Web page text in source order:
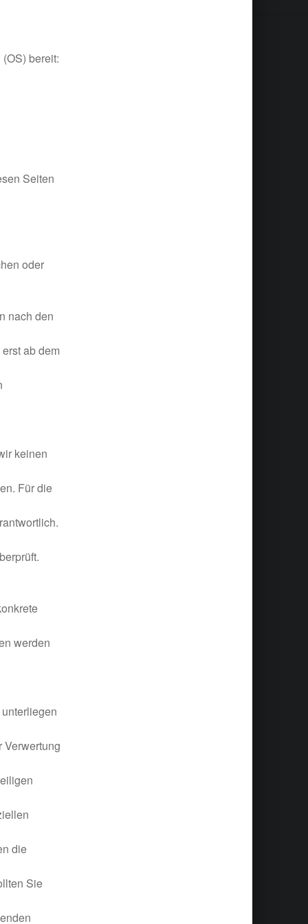
bereit:
Seiten
oder
nach den
ab dem
keinen
Für die
werden
Verwertung
die
Sie